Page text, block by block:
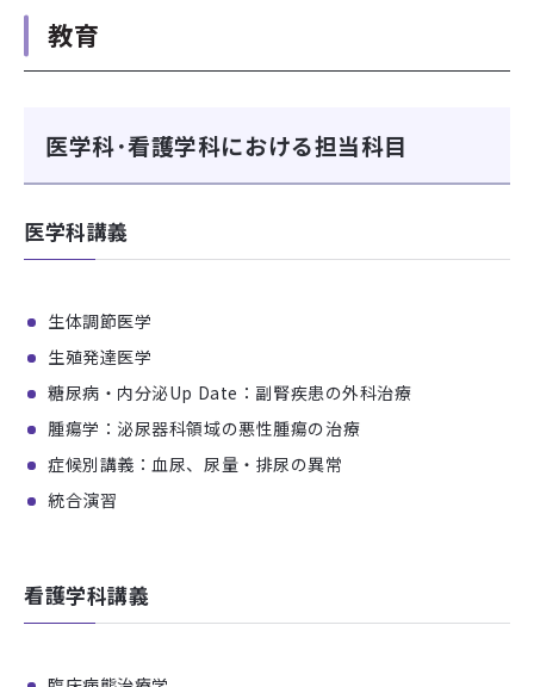
教育
医学科･看護学科における担当科目
医学科講義
生体調節医学
生殖発達医学
糖尿病・内分泌Up Date：副腎疾患の外科治療
腫瘍学：泌尿器科領域の悪性腫瘍の治療
症候別講義：血尿、尿量・排尿の異常
統合演習
看護学科講義